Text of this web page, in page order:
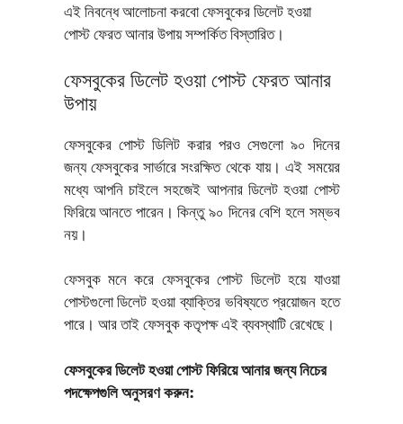
এই নিবন্ধে আলোচনা করবো ফেসবুকের ডিলেট হওয়া
পোস্ট ফেরত আনার উপায় সম্পর্কিত বিস্তারিত।
ফেসবুকের ডিলেট হওয়া পোস্ট ফেরত আনার
উপায়
ফেসবুকের পোস্ট ডিলিট করার পরও সেগুলো ৯০ দিনের
জন্য ফেসবুকের সার্ভারে সংরক্ষিত থেকে যায়। এই সময়ের
মধ্যে আপনি চাইলে সহজেই আপনার ডিলেট হওয়া পোস্ট
ফিরিয়ে আনতে পারেন। কিন্তু ৯০ দিনের বেশি হলে সম্ভব
নয়।
ফেসবুক মনে করে ফেসবুকের পোস্ট ডিলেট হয়ে যাওয়া
পোস্টগুলো ডিলেট হওয়া ব্যাক্তির ভবিষ্যতে প্রয়োজন হতে
পারে। আর তাই ফেসবুক কতৃপক্ষ এই ব্যবস্থাটি রেখেছে।
ফেসবুকের ডিলেট হওয়া পোস্ট ফিরিয়ে আনার জন্য নিচের
পদক্ষেপগুলি অনুসরণ করুন: